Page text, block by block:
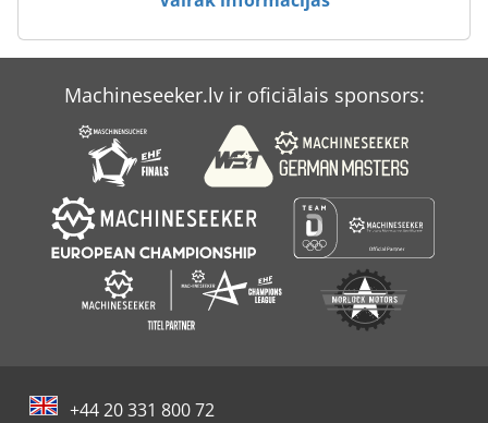
Oradea
Serra Bavaria
Machineseeker.lv ir oficiālais sponsors:
+44 20 331 800 72